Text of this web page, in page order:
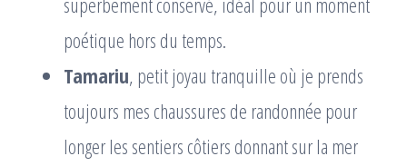
poétique hors du temps.
Tamariu, petit joyau tranquille où je prends
toujours mes chaussures de randonnée pour
longer les sentiers côtiers donnant sur la mer